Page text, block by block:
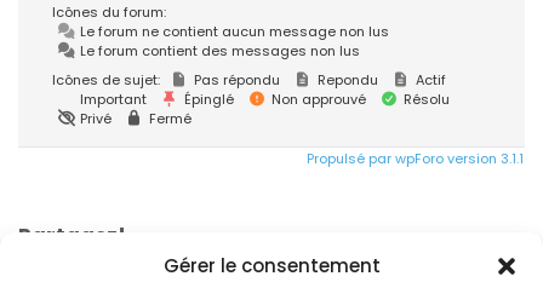
Gérer le consentement
Icônes du forum:
Le forum ne contient aucun message non lus
Le forum contient des messages non lus
Icônes de sujet:
Pas répondu Repondu
Actif
Important
Épinglé Non approuvé
Résolu
Privé
Fermé
Propulsé par wpForo version 3.1.1
Partagez!